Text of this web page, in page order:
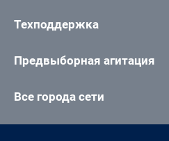
Техподдержка
Предвыборная агитация
Все города сети